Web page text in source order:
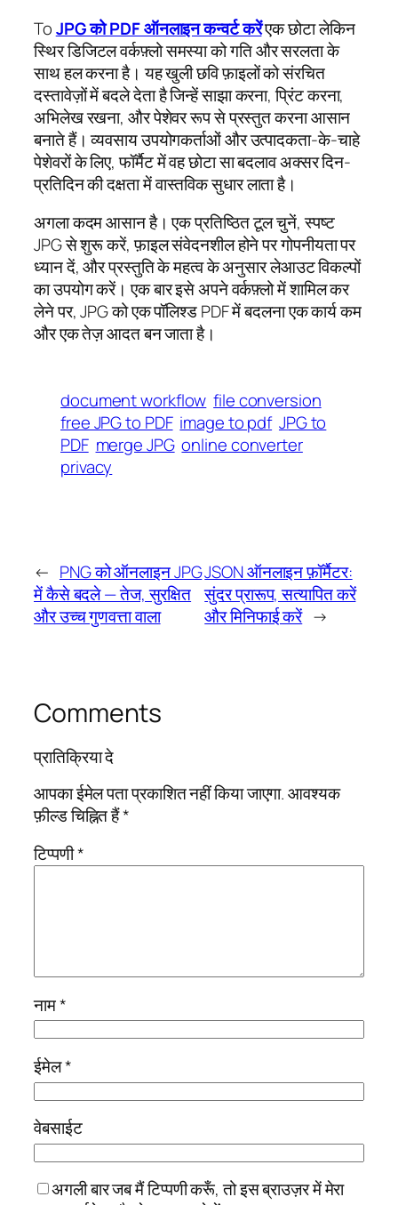
ToJPG को PDF ऑनलाइन कन्वर्ट करेंएक छोटा लेकिन
स्थिर डिजिटल वर्कफ़्लो समस्या को गति और सरलता के
साथ हल करना है। यह खुली छवि फ़ाइलों को संरचित
दस्तावेज़ों में बदले देता है जिन्हें साझा करना, प्रिंट करना,
अभिलेख रखना, और पेशेवर रूप से प्रस्तुत करना आसान
बनाते हैं। व्यवसाय उपयोगकर्ताओं और उत्पादकता-के-चाहे
पेशेवरों के लिए, फॉर्मैट में वह छोटा सा बदलाव अक्सर दिन-
प्रतिदिन की दक्षता में वास्तविक सुधार लाता है।
अगला कदम आसान है। एक प्रतिष्ठित टूल चुनें, स्पष्ट
JPG से शुरू करें, फ़ाइल संवेदनशील होने पर गोपनीयता पर
ध्यान दें, और प्रस्तुति के महत्व के अनुसार लेआउट विकल्पों
का उपयोग करें। एक बार इसे अपने वर्कफ़्लो में शामिल कर
लेने पर, JPG को एक पॉलिश्ड PDF में बदलना एक कार्य कम
और एक तेज़ आदत बन जाता है।
document workflow file conversion
free JPG to PDF image to pdf JPG to
PDF merge JPG online converter
privacy
← PNG को ऑनलाइन JPG
में कैसे बदले — तेज, सुरक्षित
और उच्च गुणवत्ता वाला
JSON ऑनलाइन फ़ॉर्मैटर:
सुंदर प्रारूप, सत्यापित करें
और मिनिफाई करें →
Comments
प्रातिक्रिया दे
आपका ईमेल पता प्रकाशित नहीं किया जाएगा. आवश्यक
फ़ील्ड चिह्नित हैं*
टिप्पणी*
नाम*
ईमेल*
वेबसाईट
अगली बार जब मैं टिप्पणी करूँ, तो इस ब्राउज़र में मेरा